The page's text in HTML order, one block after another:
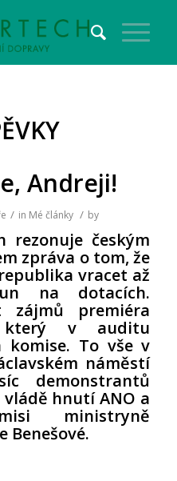
Andreji!
/ in Mé články / by
rezonuje českým
zpráva o tom, že
vracet až
na dotacích.
zájmů premiéra
který v auditu
komise. To vše v
náměstí
demonstrantů
hnutí ANO a
ministryně
Benešové.